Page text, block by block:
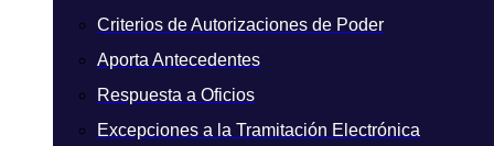
Criterios de Autorizaciones de Poder
Aporta Antecedentes
Respuesta a Oficios
Excepciones a la Tramitación Electrónica